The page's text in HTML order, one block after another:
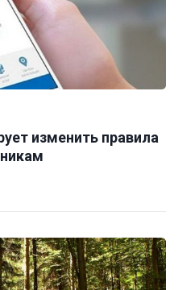
изменить правила